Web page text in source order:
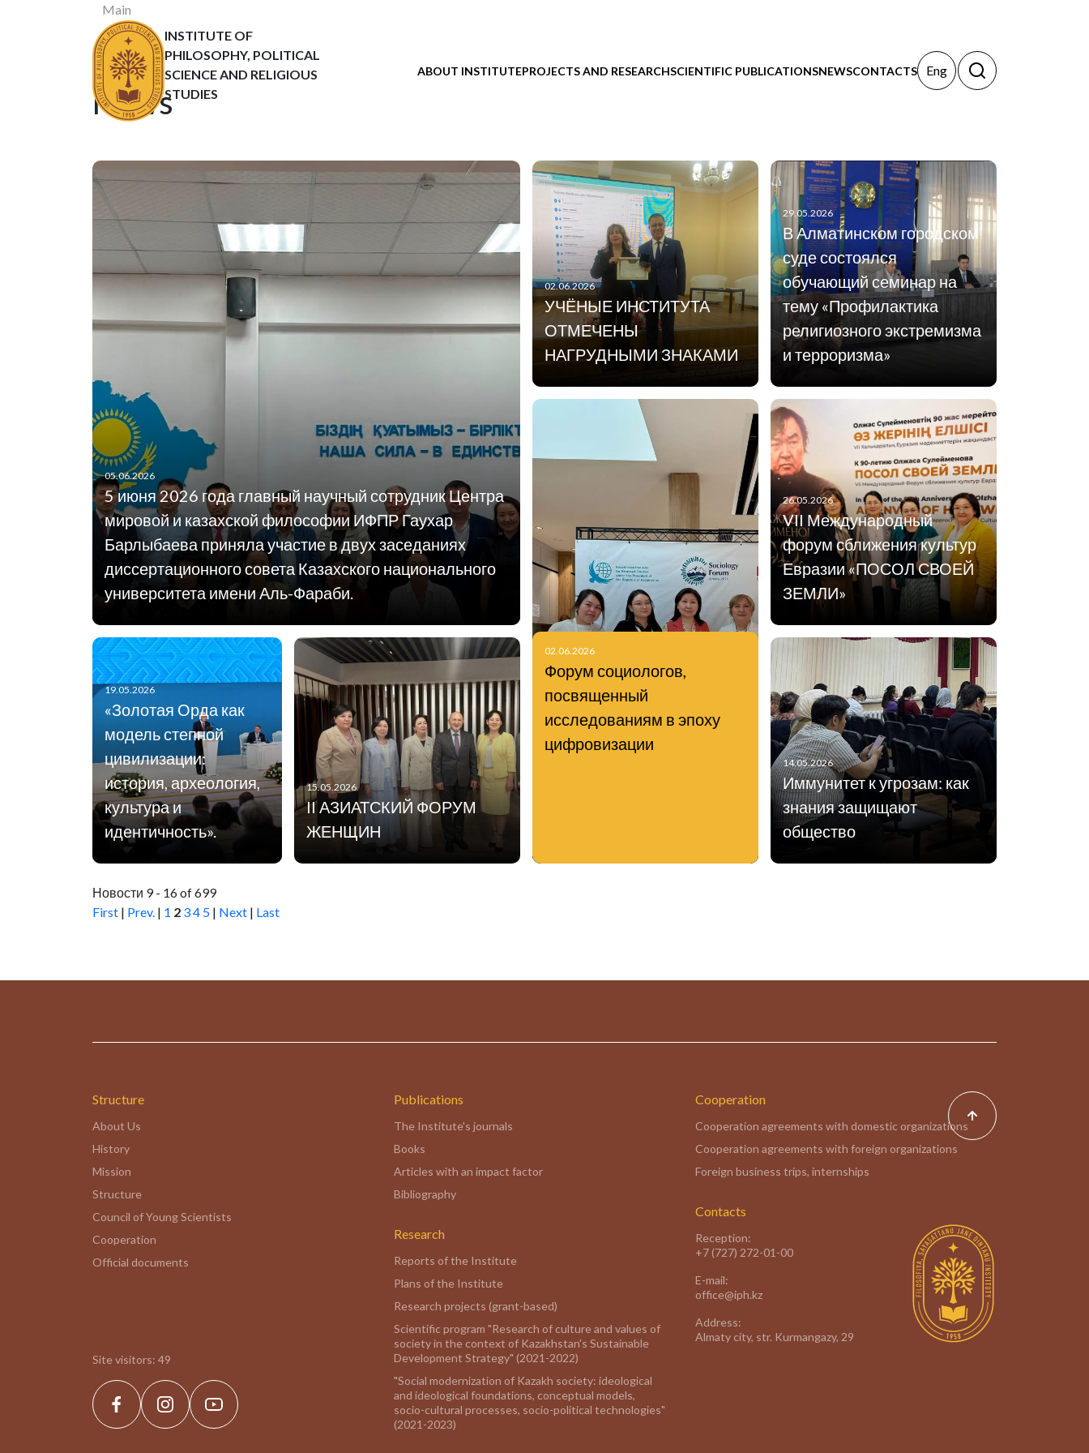
INSTITUTE OF
PHILOSOPHY, POLITICAL
SCIENCE AND RELIGIOUS
STUDIES
ABOUT INSTITUTEPROJECTS AND RESEARCHSCIENTIFIC PUBLICATIONSNEWSCONTACTS Eng
Main
News
Статьи
News
05.06.2026
5 июня 2026 года главный научный сотрудник Центра
мировой и казахской философии ИФПР Гаухар
Барлыбаева приняла участие в двух заседаниях
диссертационного совета Казахского национального
университета имени Аль-Фараби.
02.06.2026
Форум социологов,
посвященный
исследованиям в эпоху
цифровизации
02.06.2026
УЧЁНЫЕ ИНСТИТУТА
ОТМЕЧЕНЫ
НАГРУДНЫМИ ЗНАКАМИ
29.05.2026
В Алматинском городском
суде состоялся
обучающий семинар на
тему «Профилактика
религиозного экстремизма
и терроризма»
26.05.2026
VII Международный
форум сближения культур
Евразии «ПОСОЛ СВОЕЙ
ЗЕМЛИ»
19.05.2026
«Золотая Орда как
модель степной
цивилизации:
история, археология,
культура и
идентичность».
15.05.2026
II АЗИАТСКИЙ ФОРУМ
ЖЕНЩИН
14.05.2026
Иммунитет к угрозам: как
знания защищают
общество
Новости 9 - 16 of 699
First | Prev. | 1 2 34 5 | Next | Last
Structure
About Us
History
Mission
Structure
Council of Young Scientists
Cooperation
Official documents
Site visitors: 49
Publications
The Institute's journals
Books
Articles with an impact factor
Bibliography
Research
Reports of the Institute
Plans of the Institute
Research projects (grant-based)
Scientific program "Research of culture and values of
society in the context of Kazakhstan's Sustainable
Development Strategy" (2021-2022)
"Social modernization of Kazakh society: ideological
and ideological foundations, conceptual models,
socio-cultural processes, socio-political technologies"
(2021-2023)
Cooperation
Cooperation agreements with domestic organizations
Cooperation agreements with foreign organizations
Foreign business trips, internships
Contacts
Reception:
+7 (727) 272-01-00
E-mail:
office@iph.kz
Address:
Almaty city, str. Kurmangazy, 29